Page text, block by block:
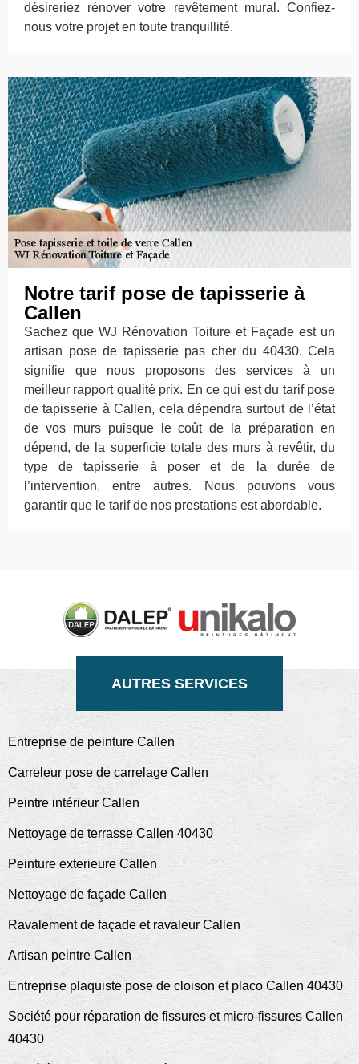
désireriez rénover votre revêtement mural. Confiez-
nous votre projet en toute tranquillité.
Notre tarif pose de tapisserie à
Callen
Sachez que WJ Rénovation Toiture et Façade est un
artisan pose de tapisserie pas cher du 40430. Cela
signifie que nous proposons des services à un
meilleur rapport qualité prix. En ce qui est du tarif pose
de tapisserie à Callen, cela dépendra surtout de l’état
de vos murs puisque le coût de la préparation en
dépend, de la superficie totale des murs à revêtir, du
type de tapisserie à poser et de la durée de
l’intervention, entre autres. Nous pouvons vous
garantir que le tarif de nos prestations est abordable.
AUTRES SERVICES
Entreprise de peinture Callen
Carreleur pose de carrelage Callen
Peintre intérieur Callen
Nettoyage de terrasse Callen 40430
Peinture exterieure Callen
Nettoyage de façade Callen
Ravalement de façade et ravaleur Callen
Artisan peintre Callen
Entreprise plaquiste pose de cloison et placo Callen 40430
Société pour réparation de fissures et micro-fissures Callen
40430